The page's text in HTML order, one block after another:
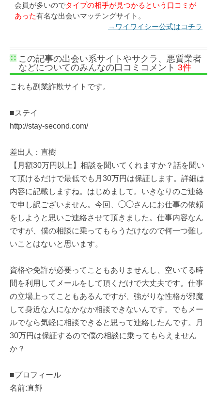
会員が多いのでタイプの相手が見つかるという口コミが
あった有名な出会いマッチングサイト。
→ワイワイシー公式はコチラ
この記事の出会い系サイトやサクラ、悪質業者
などについてのみんなの口コミコメント 3件
これも副業詐欺サイトです。
■ステイ
http://stay-second.com/
差出人：直樹
【月額30万円以上】相談を聞いてくれますか？話を聞い
て頂けるだけで最低でも月30万円は保証します。詳細は
内容に記載しますね。はじめまして。いきなりのご連絡
で申し訳ございません。今回、◯◯さんにお仕事の依頼
をしようと思いご連絡させて頂きました。仕事内容なん
ですが、僕の相談に乗ってもらうだけなので何一つ難し
いことはないと思います。
資格や免許が必要ってこともありませんし、空いてる時
間を利用してメールをして頂くだけで大丈夫です。仕事
の立場上ってこともあるんですが、強がりな性格が邪魔
して身近な人になかなか相談できないんです。でもメー
ルでなら気軽に相談できると思って連絡したんです。月
30万円は保証するので僕の相談に乗ってもらえません
か？
■プロフィール
名前:直輝